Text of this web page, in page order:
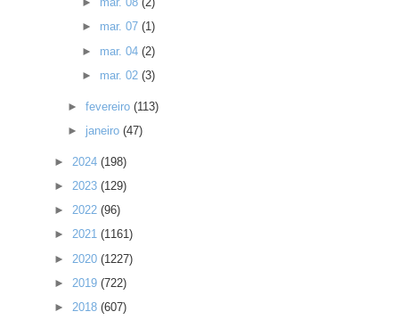
► mar. 07 (1)
► mar. 04 (2)
► mar. 02 (3)
►fevereiro(113)
► janeiro(47)
► 2024 (198)
► 2023 (129)
► 2022 (96)
► 2021 (1161)
► 2020 (1227)
► 2019 (722)
► 2018 (607)